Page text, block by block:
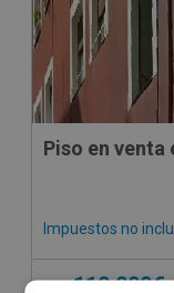
Piso en venta
Impuestos no
110.000€